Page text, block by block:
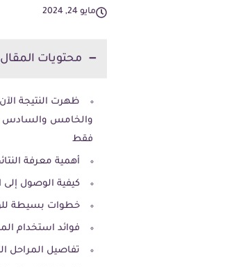
مايو 24, 2024
محتويات المقال
ظهرت النتيجة
والخامس والسادس
فقط
أهمية معرفة
كيفية الوصول إلى
خطوات بسيطة
فوائد استخدام
تفاصيل المراحل